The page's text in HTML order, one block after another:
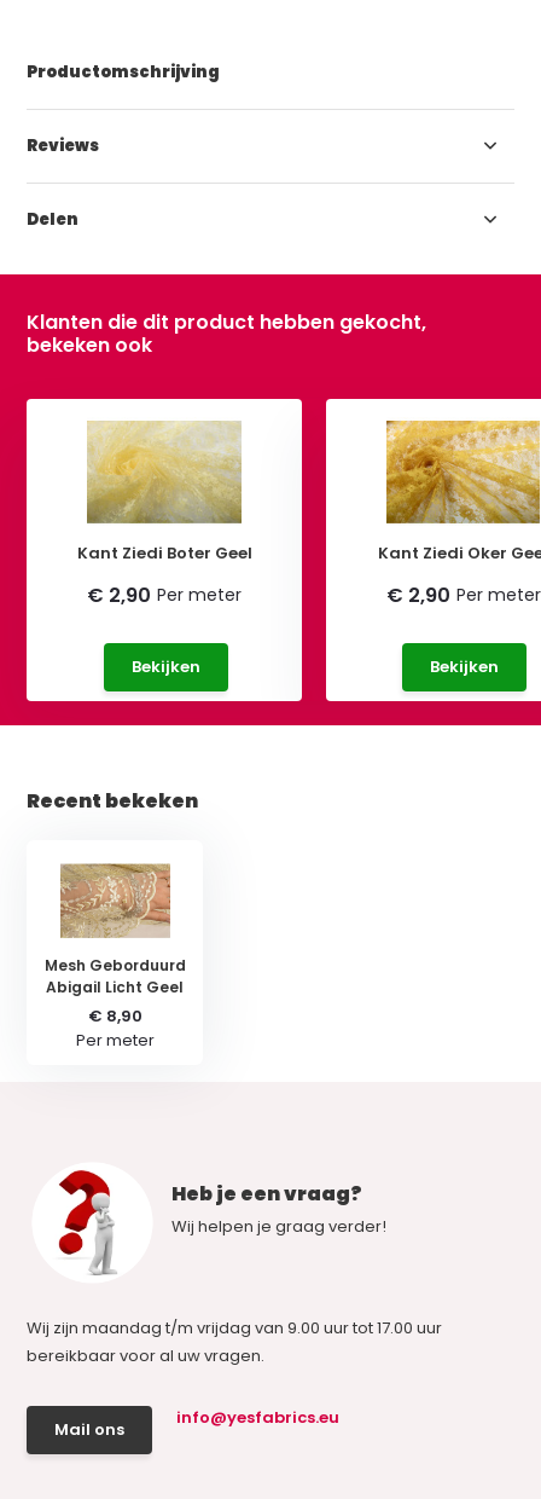
Productomschrijving
Reviews
Delen
Klanten die dit product hebben gekocht,
bekeken ook
Kant Ziedi Boter Geel
€ 2,90 Per meter
Bekijken
Kant Ziedi Oker
€ 2,90 Per meter
Bekijken
Recent bekeken
Mesh Geborduurd
Abigail Licht Geel
€ 8,90
Per meter
Heb je een vraag?
Wij helpen je graag verder!
Wij zijn maandag t/m vrijdag van 9.00 uur tot 17.00 uur
bereikbaar voor al uw vragen.
Mail ons
info@yesfabrics.eu